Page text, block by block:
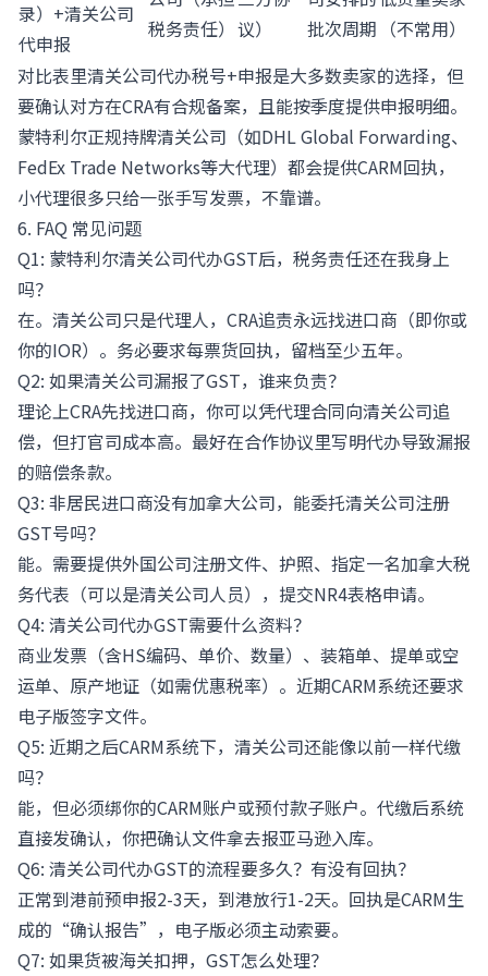
录）+清关公司
代申报
税务责任） 议）
批次周期 （不常用）
对比表里清关公司代办税号+申报是大多数卖家的选择，但
要确认对方在CRA有合规备案，且能按季度提供申报明细。
蒙特利尔正规持牌清关公司（如DHL Global Forwarding、
FedEx Trade Networks等大代理）都会提供CARM回执，
小代理很多只给一张手写发票，不靠谱。
6. FAQ 常见问题
Q1: 蒙特利尔清关公司代办GST后，税务责任还在我身上
吗？
在。清关公司只是代理人，CRA追责永远找进口商（即你或
你的IOR）。务必要求每票货回执，留档至少五年。
Q2: 如果清关公司漏报了GST，谁来负责？
理论上CRA先找进口商，你可以凭代理合同向清关公司追
偿，但打官司成本高。最好在合作协议里写明代办导致漏报
的赔偿条款。
Q3: 非居民进口商没有加拿大公司，能委托清关公司注册
GST号吗？
能。需要提供外国公司注册文件、护照、指定一名加拿大税
务代表（可以是清关公司人员），提交NR4表格申请。
Q4: 清关公司代办GST需要什么资料？
商业发票（含HS编码、单价、数量）、装箱单、提单或空
运单、原产地证（如需优惠税率）。近期CARM系统还要求
电子版签字文件。
Q5: 近期之后CARM系统下，清关公司还能像以前一样代缴
吗？
能，但必须绑你的CARM账户或预付款子账户。代缴后系统
直接发确认，你把确认文件拿去报亚马逊入库。
Q6: 清关公司代办GST的流程要多久？有没有回执？
正常到港前预申报2-3天，到港放行1-2天。回执是CARM生
成的“确认报告”，电子版必须主动索要。
Q7: 如果货被海关扣押，GST怎么处理？